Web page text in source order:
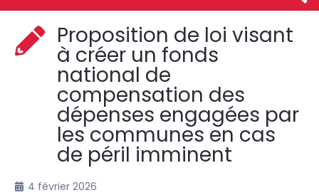
Proposition de loi visant
à créer un fonds
national de
compensation des
dépenses engagées par
les communes en cas
de péril imminent
4 février 2026